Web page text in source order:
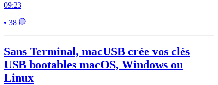
09:23
• 38
Sans Terminal, macUSB crée vos clés
USB bootables macOS, Windows ou
Linux